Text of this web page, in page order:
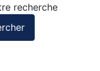
recherche